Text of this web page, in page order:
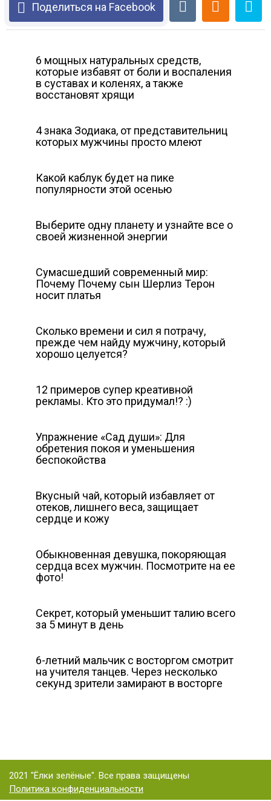
Поделиться на Facebook
6 мощных натуральных средств,
которые избавят от боли и воспаления
в суставах и коленях, а также
восстановят хрящи
4 знака Зодиака, от представительниц
которых мужчины просто млеют
Какой каблук будет на пике
популярности этой осенью
Выберите одну планету и узнайте все о
своей жизненной энергии
Сумасшедший современный мир:
Почему Почему сын Шерлиз Терон
носит платья
Сколько времени и сил я потрачу,
прежде чем найду мужчину, который
хорошо целуется?
12 примеров супер креативной
рекламы. Кто это придумал!? :)
Упражнение «Сад души»: Для
обретения покоя и уменьшения
беспокойства
Вкусный чай, который избавляет от
отеков, лишнего веса, защищает
сердце и кожу
Обыкновенная девушка, покоряющая
сердца всех мужчин. Посмотрите на ее
фото!
Секрет, который уменьшит талию всего
за 5 минут в день
6-летний мальчик с восторгом смотрит
на учителя танцев. Через несколько
секунд зрители замирают в восторге
2021 "Ёлки зелёные". Все права защищены
Политика конфиденциальности